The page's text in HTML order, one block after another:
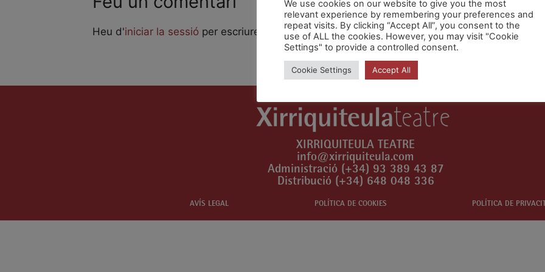
Heu d'iniciar la sessió per escriure un comentari.
XIRRIQUITEULA TEATRE
info@xirriquiteula.com
Administració (+34) 93 389 43 87
Distribució (+34) 648 048 336
AVÍS LEGAL POLÍTICA DE COOKIES POLÍTICA DE
We use cookies on our website to give you the most
relevant experience by remembering your preferences and
repeat visits. By clicking “Accept All”, you consent to the
use of ALL the cookies. However, you may visit "Cookie
Settings" to provide a controlled consent.
Cookie Settings Accept All